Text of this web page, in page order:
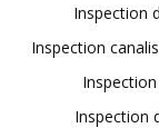
Inspection
Inspection
Inspection